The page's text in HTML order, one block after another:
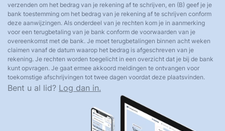
verzenden om het bedrag van je rekening af te schrijven, en (B) geef je je
bank toestemming om het bedrag van je rekening af te schrijven conform
deze aanwijzingen. Als onderdeel van je rechten kom je in aanmerking
voor een terugbetaling van je bank conform de voorwaarden van je
overeenkomst met de bank. Je moet terugbetalingen binnen acht weken
claimen vanaf de datum waarop het bedrag is afgeschreven van je
rekening. Je rechten worden toegelicht in een overzicht dat je bij de bank
kunt opvragen. Je gaat ermee akkoord meldingen te ontvangen voor
toekomstige afschrijvingen tot twee dagen voordat deze plaatsvinden.
Bent u al lid? Log dan in.